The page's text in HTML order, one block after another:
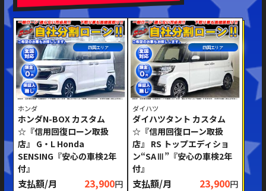
修復歴あり
ミッション
AT
MT
ハンドル
右ハンドル 左ハンドル
四国エリア
ホンダ
ホンダN-BOX カスタム
☆『信用回復ローン取扱
店』 G・L Honda
SENSING『安心の車検2年
付』
支払額/月 23,900円
四国エリア
ダイハツ
ダイハツタント カスタム
☆『信用回復ローン取扱
店』 RS トップエディショ
ン“SAⅢ”『安心の車検2年
付』
支払額/月 23,900円